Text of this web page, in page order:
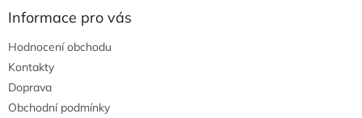
Informace pro vás
Hodnocení obchodu
Kontakty
Doprava
Obchodní podmínky